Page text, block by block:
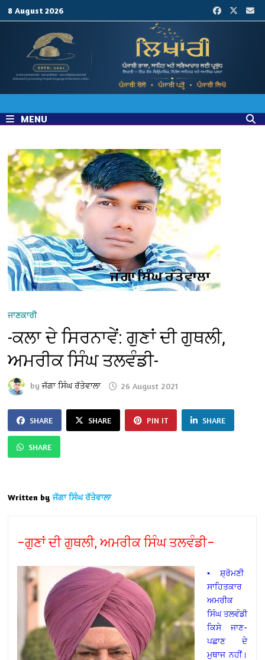
8 August 2026
MENU
ਜਾਣਕਾਰੀ
-ਕਲਾ ਦੇ ਸਿਰਨਾਵੇਂ: ਗੁਣਾਂ ਦੀ ਗੁਥਲੀ,
ਅਮਰੀਕ ਸਿੰਘ ਤਲਵੰਡੀ-
byਜੱਗਾ ਸਿੰਘ ਰੱਤੇਵਾਲਾ 26 August 2021
SHARE SHARE PIN IT SHARE
SHARE
Written by ਜੱਗਾ ਸਿੰਘ ਰੱਤੇਵਾਲਾ
–ਗੁਣਾਂ ਦੀ ਗੁਥਲੀ, ਅਮਰੀਕ ਸਿੰਘ ਤਲਵੰਡੀ–
▪ ਸ਼੍ਰੋਮਣੀ
ਸਾਹਿਤਕਾਰ
ਅਮਰੀਕ
ਸਿੰਘ ਤਲਵੰਡੀ
ਕਿਸੇ ਜਾਣ-
ਪਛਾਣ ਦੇ
ਮੁਥਾਜ ਨਹੀਂ।